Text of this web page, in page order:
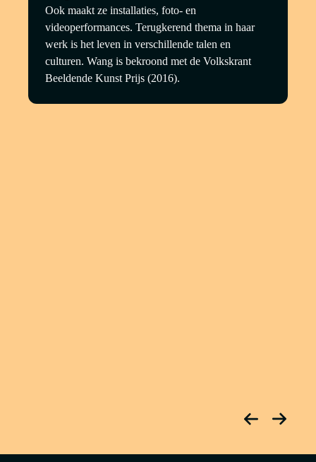
Ook maakt ze installaties, foto- en
videoperformances. Terugkerend thema in haar
werk is het leven in verschillende talen en
culturen. Wang is bekroond met de Volkskrant
Beeldende Kunst Prijs (2016).